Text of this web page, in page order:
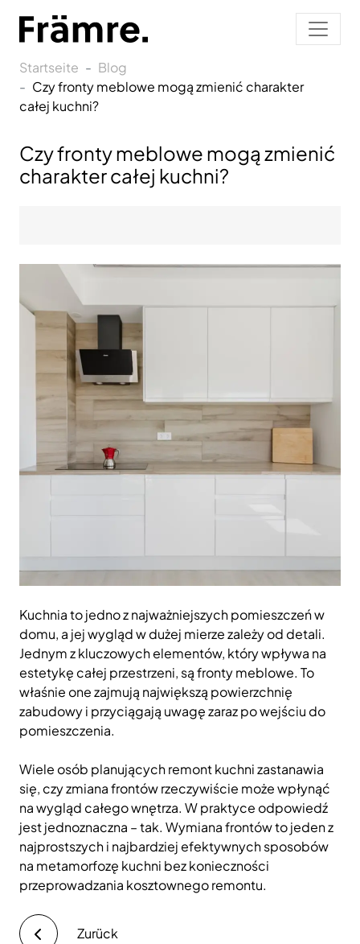
Startseite
Blog
Czy fronty meblowe mogą zmienić charakter
całej kuchni?
Czy fronty meblowe mogą zmienić
charakter całej kuchni?
Kuchnia to jedno z najważniejszych pomieszczeń w
domu, a jej wygląd w dużej mierze zależy od detali.
Jednym z kluczowych elementów, który wpływa na
estetykę całej przestrzeni, są fronty meblowe. To
właśnie one zajmują największą powierzchnię
zabudowy i przyciągają uwagę zaraz po wejściu do
pomieszczenia.
Wiele osób planujących remont kuchni zastanawia
się, czy zmiana frontów rzeczywiście może wpłynąć
na wygląd całego wnętrza. W praktyce odpowiedź
jest jednoznaczna – tak. Wymiana frontów to jeden z
najprostszych i najbardziej efektywnych sposobów
na metamorfozę kuchni bez konieczności
przeprowadzania kosztownego remontu.
Zurück